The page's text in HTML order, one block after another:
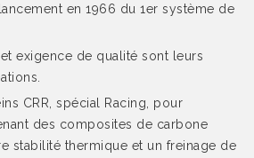
en 1966 du 1er système de
exigence de qualité sont leurs
CRR, spécial Racing, pour
des composites de carbone
stabilité thermique et un freinage de